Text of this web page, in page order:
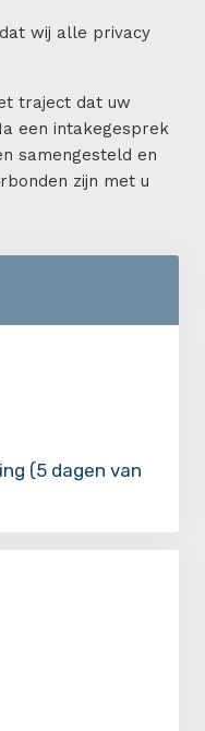
wij alle privacy
traject dat uw
een intakegesprek
samengesteld en
zijn met u
(5 dagen van